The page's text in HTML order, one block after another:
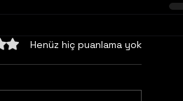
0 yıldız
Henüz hiç puanlama yok